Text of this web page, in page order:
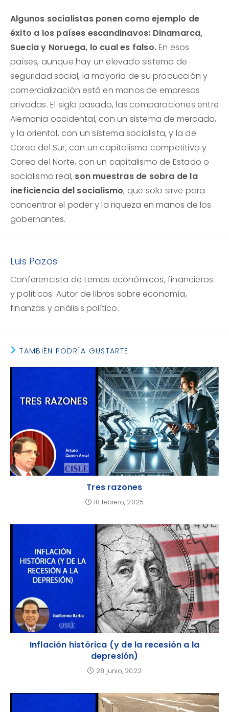
Algunos socialistas ponen como ejemplo de
éxito a los países escandinavos: Dinamarca,
Suecia y Noruega, lo cual es falso.En esos
países, aunque hay un elevado sistema de
seguridad social, la mayoría de su producción y
comercialización está en manos de empresas
privadas. El siglo pasado, las comparaciones entre
Alemania occidental, con un sistema de mercado,
y la oriental, con un sistema socialista, y la de
Corea del Sur, con un capitalismo competitivo y
Corea del Norte, con un capitalismo de Estado o
socialismo real, son muestras de sobra de la
ineficiencia del socialismo, que solo sirve para
concentrar el poder y la riqueza en manos de los
gobernantes.
Luis Pazos
Conferencista de temas económicos, financieros
y políticos. Autor de libros sobre economía,
finanzas y análisis político.
TAMBIÉN PODRÍA GUSTARTE
Tres razones
18 febrero, 2025
Inflación histórica (y de la recesión a la
depresión)
28 junio, 2022